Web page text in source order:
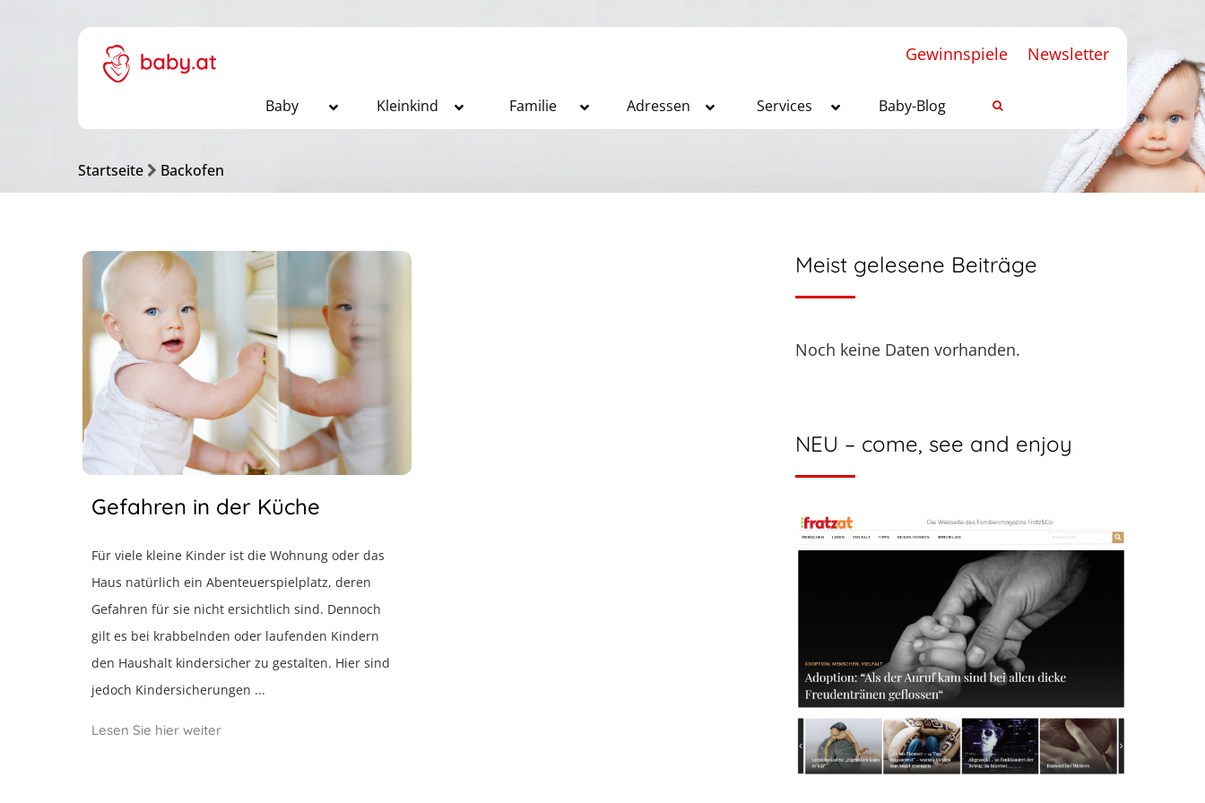
Gewinnspiele Newsletter
Baby Kleinkind Familie Adressen Services Baby-Blog
Startseite Backofen
Gefahren in der Küche
Für viele kleine Kinder ist die Wohnung oder das
Haus natürlich ein Abenteuerspielplatz, deren
Gefahren für sie nicht ersichtlich sind. Dennoch
gilt es bei krabbelnden oder laufenden Kindern
den Haushalt kindersicher zu gestalten. Hier sind
jedoch Kindersicherungen ...
Lesen Sie hier weiter
Meist gelesene Beiträge
Noch keine Daten vorhanden.
NEU – come, see and enjoy